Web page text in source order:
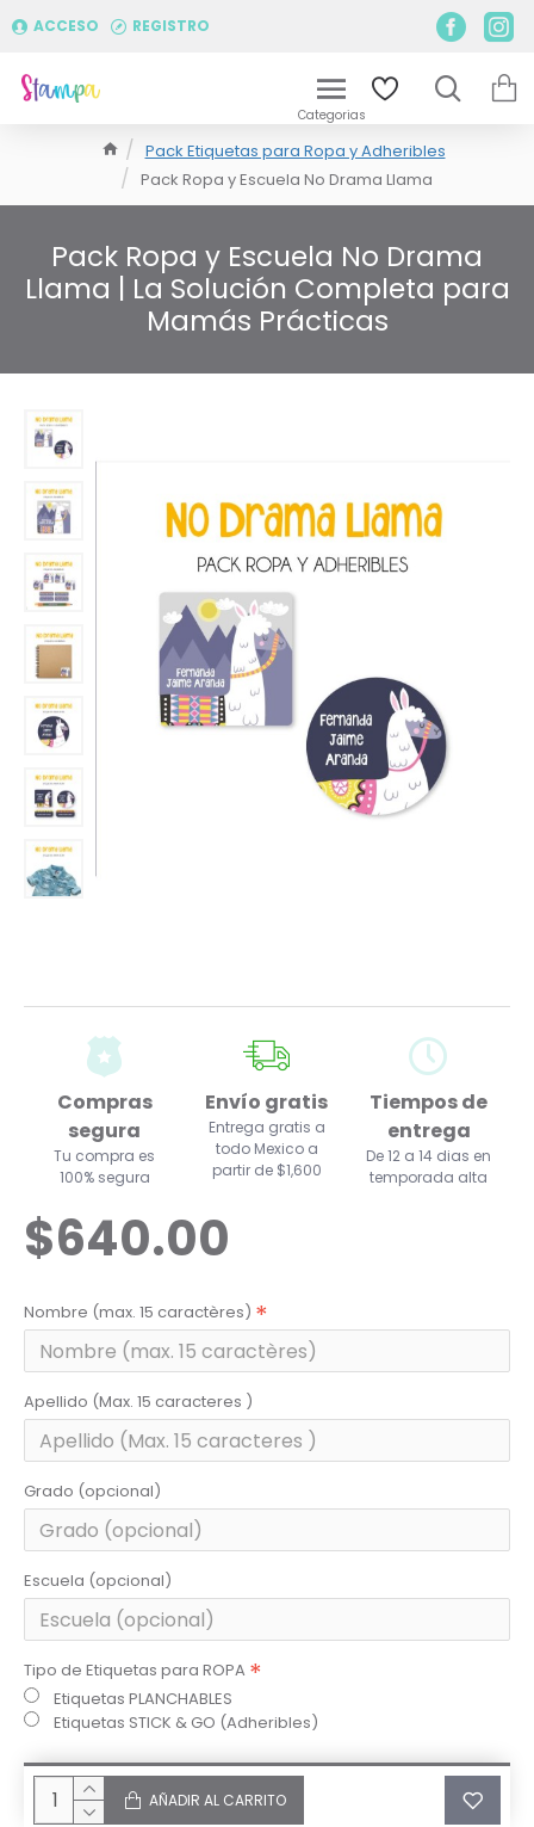
ACCESO REGISTRO
Pack Etiquetas para Ropa y Adheribles
Pack Ropa y Escuela No Drama Llama
Pack Ropa y Escuela No Drama
Llama | La Solución Completa para
Mamás Prácticas
Compras
segura
Tu compra es
100% segura
Envío gratis
Entrega gratis a
todo Mexico a
partir de $1,600
Tiempos de
entrega
De 12 a 14 dias en
temporada alta
$640.00
Nombre (max. 15 caractères)
Apellido (Max. 15 caracteres )
Grado (opcional)
Escuela (opcional)
Tipo de Etiquetas para ROPA
Etiquetas PLANCHABLES
Etiquetas STICK & GO (Adheribles)
AÑADIR AL CARRITO